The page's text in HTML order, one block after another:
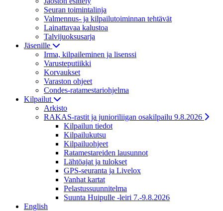
Seuran toimintalinja
Valmennus- ja kilpailutoiminnan tehtävät
Lainattavaa kalustoa
Talvijuoksusarja
Jäsenille
Irma, kilpaileminen ja lisenssi
Varusteputiikki
Korvaukset
Varaston ohjeet
Condes-ratamestariohjelma
Kilpailut
Arkisto
RAKAS-rastit ja junioriliigan osakilpailu 9.8.2026
Kilpailun tiedot
Kilpailukutsu
Kilpailuohjeet
Ratamestareiden lausunnot
Lähtöajat ja tulokset
GPS-seuranta ja Livelox
Vanhat kartat
Pelastussuunnitelma
Suunta Huipulle -leiri 7.-9.8.2026
English